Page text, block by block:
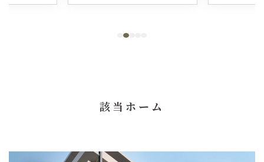
該当ホーム